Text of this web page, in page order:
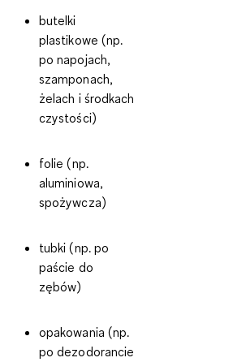
butelki
plastikowe (np.
po napojach,
szamponach,
żelach i środkach
czystości)
folie (np.
aluminiowa,
spożywcza)
tubki (np. po
paście do
zębów)
opakowania (np.
po dezodorancie